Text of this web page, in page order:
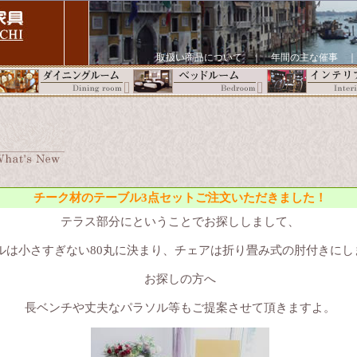
取扱い商品について｜年間の主な催事
チーク材のテーブル3点セットご注文いただきました！
テラス部分にということでお探ししまして、
は小さすぎない80丸に決まり、チェアは折り畳み式の肘付きにし
お探しの方へ
長ベンチや丈夫なパラソル等もご提案させて頂きますよ。